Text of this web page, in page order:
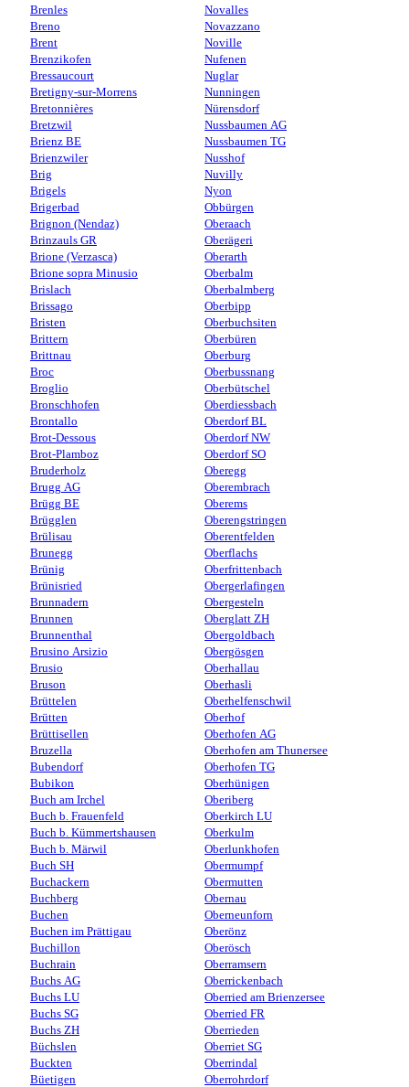
Brenles
Breno
Brent
Brenzikofen
Bressaucourt
Bretigny-sur-Morrens
Bretonnières
Bretzwil
Brienz BE
Brienzwiler
Brig
Brigels
Brigerbad
Brignon (Nendaz)
Brinzauls GR
Brione (Verzasca)
Brione sopra Minusio
Brislach
Brissago
Bristen
Brittern
Brittnau
Broc
Broglio
Bronschhofen
Brontallo
Brot-Dessous
Brot-Plamboz
Bruderholz
Brugg AG
Brügg BE
Brügglen
Brülisau
Brunegg
Brünig
Brünisried
Brunnadern
Brunnen
Brunnenthal
Brusino Arsizio
Brusio
Bruson
Brüttelen
Brütten
Brüttisellen
Bruzella
Bubendorf
Bubikon
Buch am Irchel
Buch b. Frauenfeld
Buch b. Kümmertshausen
Buch b. Märwil
Buch SH
Buchackern
Buchberg
Buchen
Buchen im Prättigau
Buchillon
Buchrain
Buchs AG
Buchs LU
Buchs SG
Buchs ZH
Büchslen
Buckten
Büetigen
Novalles
Novazzano
Noville
Nufenen
Nuglar
Nunningen
Nürensdorf
Nussbaumen AG
Nussbaumen TG
Nusshof
Nuvilly
Nyon
Obbürgen
Oberaach
Oberägeri
Oberarth
Oberbalm
Oberbalmberg
Oberbipp
Oberbuchsiten
Oberbüren
Oberburg
Oberbussnang
Oberbütschel
Oberdiessbach
Oberdorf BL
Oberdorf NW
Oberdorf SO
Oberegg
Oberembrach
Oberems
Oberengstringen
Oberentfelden
Oberflachs
Oberfrittenbach
Obergerlafingen
Obergesteln
Oberglatt ZH
Obergoldbach
Obergösgen
Oberhallau
Oberhasli
Oberhelfenschwil
Oberhof
Oberhofen AG
Oberhofen am Thunersee
Oberhofen TG
Oberhünigen
Oberiberg
Oberkirch LU
Oberkulm
Oberlunkhofen
Obermumpf
Obermutten
Obernau
Oberneunforn
Oberönz
Oberösch
Oberramsern
Oberrickenbach
Oberried am Brienzersee
Oberried FR
Oberrieden
Oberriet SG
Oberrindal
Oberrohrdorf